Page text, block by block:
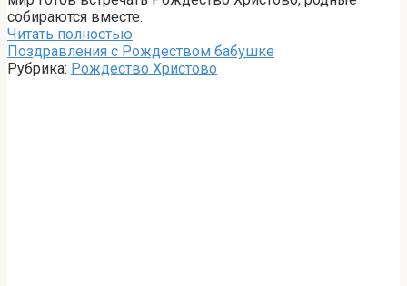
собираются вместе.
Читать полностью
Поздравления с Рождеством бабушке
Рубрика: Рождество Христово